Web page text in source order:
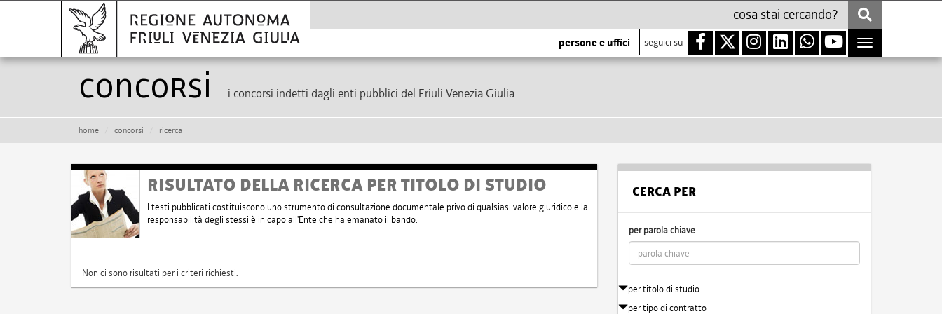
persone e uffici seguici su
Toggle
navigation
Concorsi i concorsi indetti dagli enti pubblici del Friuli Venezia Giulia
home concorsi ricerca
RISULTATO DELLA RICERCA PER TITOLO DI STUDIO
I testi pubblicati costituiscono uno strumento di consultazione documentale privo di qualsiasi valore giuridico e la
responsabilità degli stessi è in capo all'Ente che ha emanato il bando.
Non ci sono risultati per i criteri richiesti.
CERCA PER
per parola chiave
per titolo di studio
per tipo di contratto